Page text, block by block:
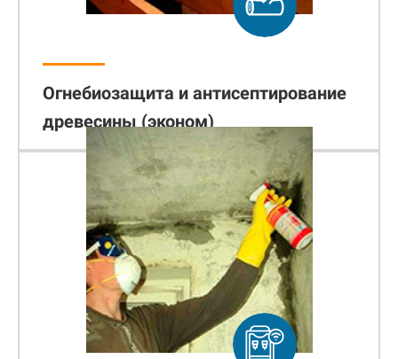
Огнебиозащита и антисептирование
древесины (эконом)